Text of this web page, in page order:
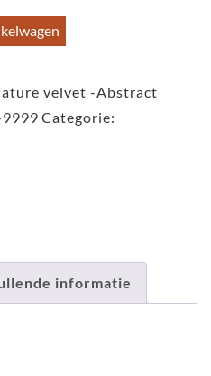
velvet -Abstract
Categorie:
informatie